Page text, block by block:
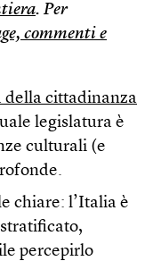
. Per
commenti e
della cittadinanza
legislatura è
culturali (e
chiare: l’Italia è
percepirlo